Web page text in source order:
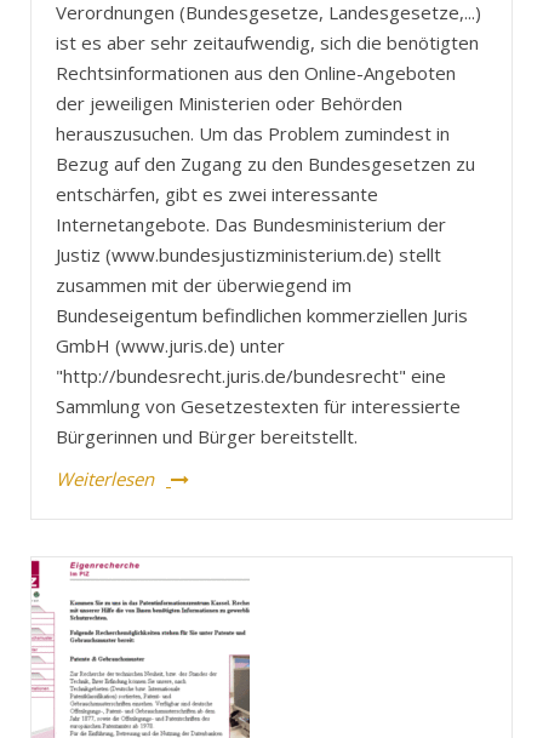
Verordnungen (Bundesgesetze, Landesgesetze,...)
ist es aber sehr zeitaufwendig, sich die benötigten
Rechtsinformationen aus den Online-Angeboten
der jeweiligen Ministerien oder Behörden
herauszusuchen. Um das Problem zumindest in
Bezug auf den Zugang zu den Bundesgesetzen zu
entschärfen, gibt es zwei interessante
Internetangebote. Das Bundesministerium der
Justiz (www.bundesjustizministerium.de) stellt
zusammen mit der überwiegend im
Bundeseigentum befindlichen kommerziellen Juris
GmbH (www.juris.de) unter
"http://bundesrecht.juris.de/bundesrecht" eine
Sammlung von Gesetzestexten für interessierte
Bürgerinnen und Bürger bereitstellt.
Weiterlesen